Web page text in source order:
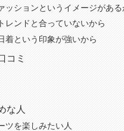
ッションというイメージがある
レンドと合っていないから
着という印象が強いから
コミ
な人
ツを楽しみたい人